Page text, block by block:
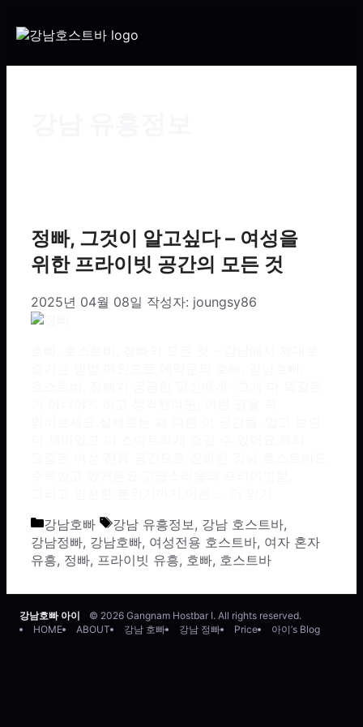
정빠, 그것이 알고싶다 – 여성을
위한 프라이빗 공간의 모든 것
2025년 04월 08일 작성자: joungsy86
카테고리
강남호빠 태그
강남 유흥정보 , 강남 호스트바,
강남정빠, 강남호빠, 여성전용 호스트바, 여자 혼자
유흥, 정빠, 프라이빗 유흥, 호빠, 호스트바
강남호빠 아이
© 2026 Gangnam Hostbar I. All rights reserved.
HOME
ABOUT 강남 호빠 강남 정빠 Price 아이’s Blog